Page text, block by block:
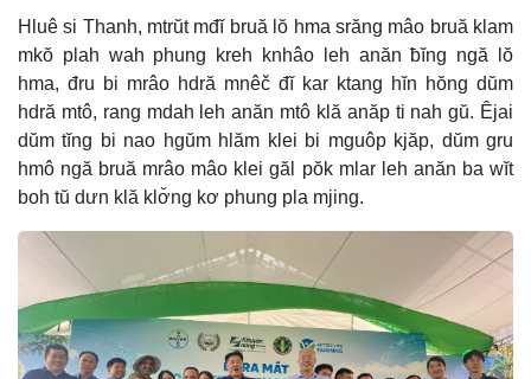
Hluê si Thanh, mtrŭt mđĭ bruă lŏ hma srăng mâo bruă klam
mkŏ plah wah phung kreh knhâo leh anăn ƀĭng ngă lŏ
hma, đru bi mrâo hdră mnêč đĭ kar ktang hĭn hŏng dŭm
hdră mtô, rang mdah leh anăn mtô klă anăp ti nah gŭ. Êjai
dŭm tĭng bi nao hgŭm hlăm klei bi mguôp kjăp, dŭm gru
hmô ngă bruă mrâo mâo klei găl pŏk mlar leh anăn ba wĭt
boh tŭ dưn klă klơ̆ng kơ phung pla mjing.